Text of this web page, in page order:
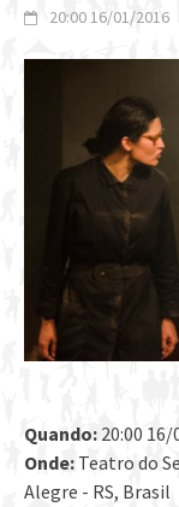
20:00 16/01/2016
Quando: 20:00
Onde: Teatro do
Alegre - RS, Brasil